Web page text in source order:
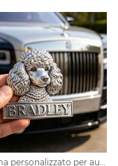
Emblema personalizzato per auto con motivo barboncino